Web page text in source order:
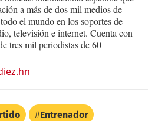
a más de dos mil medios de
el mundo en los soportes de
televisión e internet. Cuenta con
tres mil periodistas de 60
Entrenador